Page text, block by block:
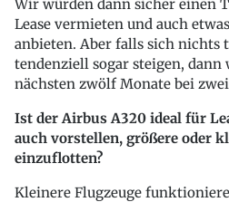
Wir würden dann sicher einen
Lease vermieten und auch
anbieten. Aber falls sich nichts
tendenziell sogar steigen,
nächsten zwölf Monate bei
Ist der Airbus A320 ideal für
auch vorstellen, größere oder
einzuflotten?
Kleinere Flugzeuge